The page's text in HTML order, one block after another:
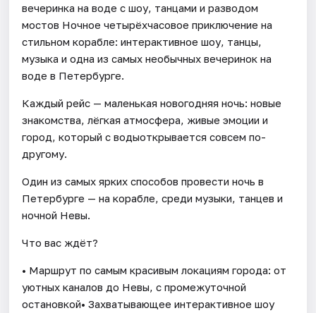
вечеринка на воде с шоу, танцами и разводом
мостов Ночное четырёхчасовое приключение на
стильном корабле: интерактивное шоу, танцы,
музыка и одна из самых необычных вечеринок на
воде в Петербурге.
Каждый рейс — маленькая новогодняя ночь: новые
знакомства, лёгкая атмосфера, живые эмоции и
город, который с водыоткрывается совсем по-
другому.
Один из самых ярких способов провести ночь в
Петербурге — на корабле, среди музыки, танцев и
ночной Невы.
Что вас ждёт?
• Маршрут по самым красивым локациям города: от
уютных каналов до Невы, с промежуточной
остановкой• Захватывающее интерактивное шоу